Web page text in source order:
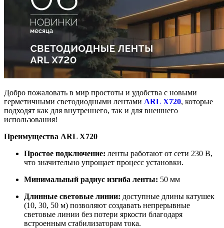
Добро пожаловать в мир простоты и удобства с новыми
герметичными светодиодными лентами ARL X720, которые
подходят как для внутреннего, так и для внешнего
использования!
Преимущества ARL X720
Простое подключение: ленты работают от сети 230 В,
что значительно упрощает процесс установки.
Минимальный радиус изгиба ленты: 50 мм
Длинные световые линии: доступные длины катушек
(10, 30, 50 м) позволяют создавать непрерывные
световые линии без потери яркости благодаря
встроенным стабилизаторам тока.